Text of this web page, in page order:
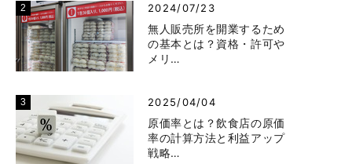
2024/07/23
無人販売所を開業するため
の基本とは？資格・許可や
メリ…
2025/04/04
原価率とは？飲食店の原価
率の計算方法と利益アップ
戦略…